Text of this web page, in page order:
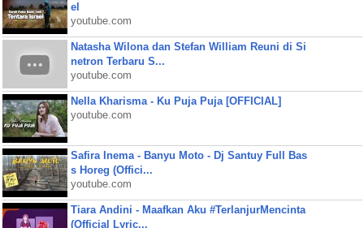
el
youtube.com
Natasha Wilona dan Stefan William Reuni di Si
netron Terbaru S...
youtube.com
Nella Kharisma - Ku Puja Puja [OFFICIAL]
youtube.com
Safira Inema - Banyu Moto - Dj Santuy Full Bas
s Horeg (Offici...
youtube.com
Tiara Andini - Maafkan Aku #TerlanjurMencinta
(Official Lyric...